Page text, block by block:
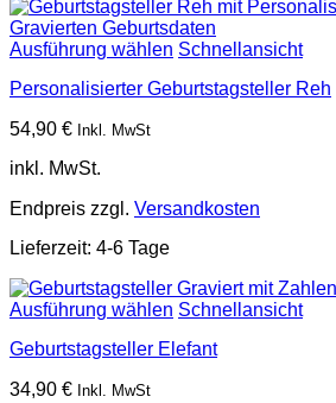
Ausführung wählen Schnellansicht
Personalisierter Geburtstagsteller Reh
54,90 € Inkl. MwSt
inkl. MwSt.
Endpreis zzgl. Versandkosten
Lieferzeit: 4-6 Tage
Ausführung wählen Schnellansicht
Geburtstagsteller Elefant
34,90 € Inkl. MwSt